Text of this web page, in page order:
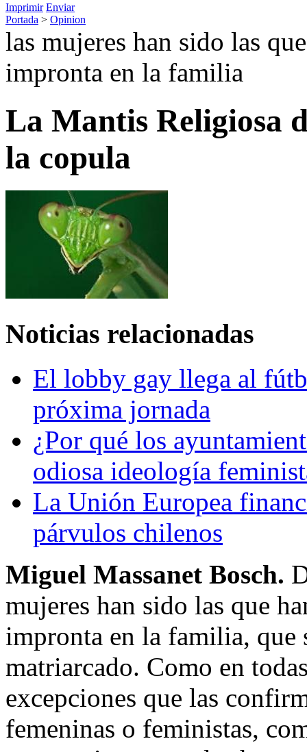
Imprimir Enviar
Portada > Opinion
las mujeres han sido las
impronta en la familia
La Mantis Religiosa
la copula
Noticias relacionadas
El lobby gay llega al
próxima jornada
¿Por qué los
odiosa ideología
La Unión Europea
párvulos chilenos
Miguel Massanet Bosch.
mujeres han sido las que
impronta en la familia, que
matriarcado. Como en
excepciones que las
femeninas o feministas,